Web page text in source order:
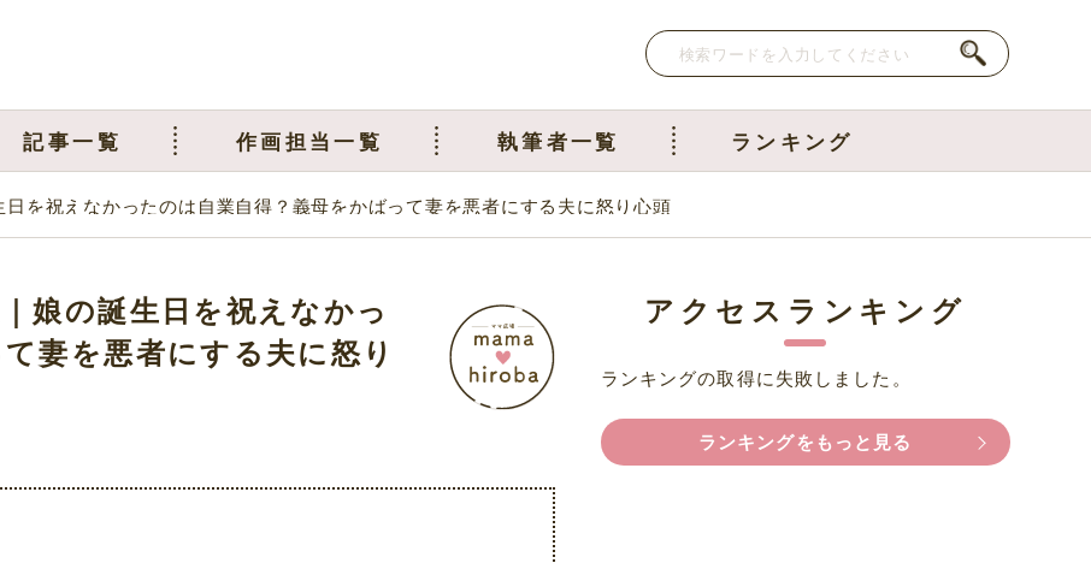
記事一覧 作画担当一覧 執筆者一覧 ランキング
日を祝えなかったのは自業自得？義母をかばって妻を悪者にする夫に怒り心頭
娘の誕生日を祝えなかっ
妻を悪者にする夫に怒り
アクセスランキング
ランキングの取得に失敗しました。
ランキングをもっと見る